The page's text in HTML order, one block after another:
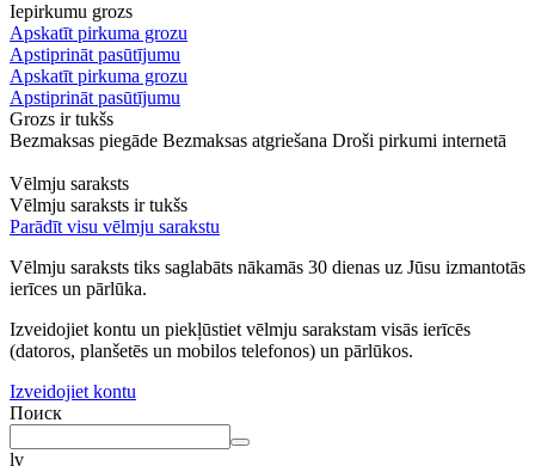
Iepirkumu grozs
Apskatīt pirkuma grozu
Apstiprināt pasūtījumu
Apskatīt pirkuma grozu
Apstiprināt pasūtījumu
Grozs ir tukšs
Bezmaksas piegāde Bezmaksas atgriešana Droši pirkumi internetā
Vēlmju saraksts
Vēlmju saraksts ir tukšs
Parādīt visu vēlmju sarakstu
Vēlmju saraksts tiks saglabāts nākamās 30 dienas uz Jūsu izmantotās
ierīces un pārlūka.
Izveidojiet kontu un piekļūstiet vēlmju sarakstam visās ierīcēs
(datoros, planšetēs un mobilos telefonos) un pārlūkos.
Izveidojiet kontu
Поиск
lv